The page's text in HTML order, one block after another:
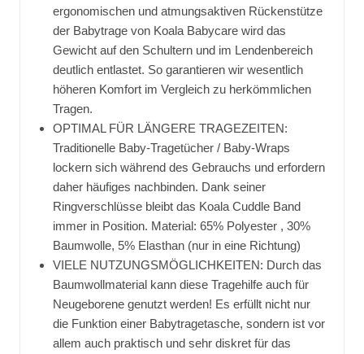
ergonomischen und atmungsaktiven Rückenstütze
der Babytrage von Koala Babycare wird das
Gewicht auf den Schultern und im Lendenbereich
deutlich entlastet. So garantieren wir wesentlich
höheren Komfort im Vergleich zu herkömmlichen
Tragen.
OPTIMAL FÜR LÄNGERE TRAGEZEITEN:
Traditionelle Baby-Tragetücher / Baby-Wraps
lockern sich während des Gebrauchs und erfordern
daher häufiges nachbinden. Dank seiner
Ringverschlüsse bleibt das Koala Cuddle Band
immer in Position. Material: 65% Polyester , 30%
Baumwolle, 5% Elasthan (nur in eine Richtung)
VIELE NUTZUNGSMÖGLICHKEITEN: Durch das
Baumwollmaterial kann diese Tragehilfe auch für
Neugeborene genutzt werden! Es erfüllt nicht nur
die Funktion einer Babytragetasche, sondern ist vor
allem auch praktisch und sehr diskret für das